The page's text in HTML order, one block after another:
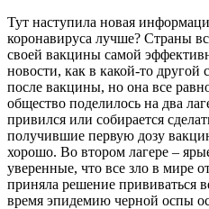
Тут наступила новая
коронавируса лучше? Страны
своей вакцины самой
новости, как в какой-то другой
после вакцины, но она все
общество поделилось на два
привился или собирается
получившие первую дозу
хорошо. Во втором лагере –
уверенные, что все зло в мире
приняла решение прививаться
время эпидемию черной оспы